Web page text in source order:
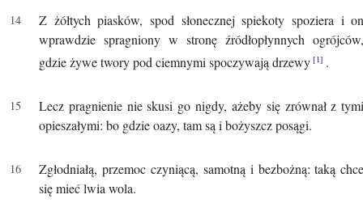
Z żółtych piasków, spod słonecznej spiekoty spoziera i
wprawdzie spragniony w stronę źródłopłynnych
gdzie żywe twory pod ciemnymi spoczywają drzewy
.
Lecz pragnienie nie skusi go nigdy, ażeby się zrównał z
opieszałymi: bo gdzie oazy, tam są i bożyszcz posągi.
Zgłodniałą, przemoc czyniącą, samotną i bezbożną: taką
się mieć lwia wola.